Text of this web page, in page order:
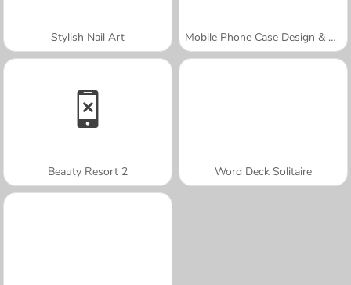
Stylish Nail Art Mobile Phone Case Design & DIY
Beauty Resort 2 Word Deck Solitaire